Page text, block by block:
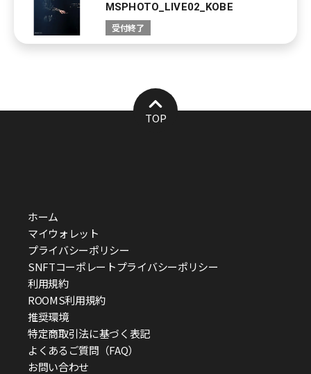
MSPHOTO_LIVE02_KOBE
受付終了
TOP
ホーム
マイウォレット
プライバシーポリシー
SNFTコーポレートプライバシーポリシー
利用規約
ROOMS利用規約
推奨環境
特定商取引法に基づく表記
よくあるご質問（FAQ）
お問い合わせ